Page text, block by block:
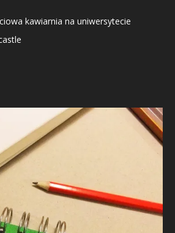
kawiarnia na uniwersytecie